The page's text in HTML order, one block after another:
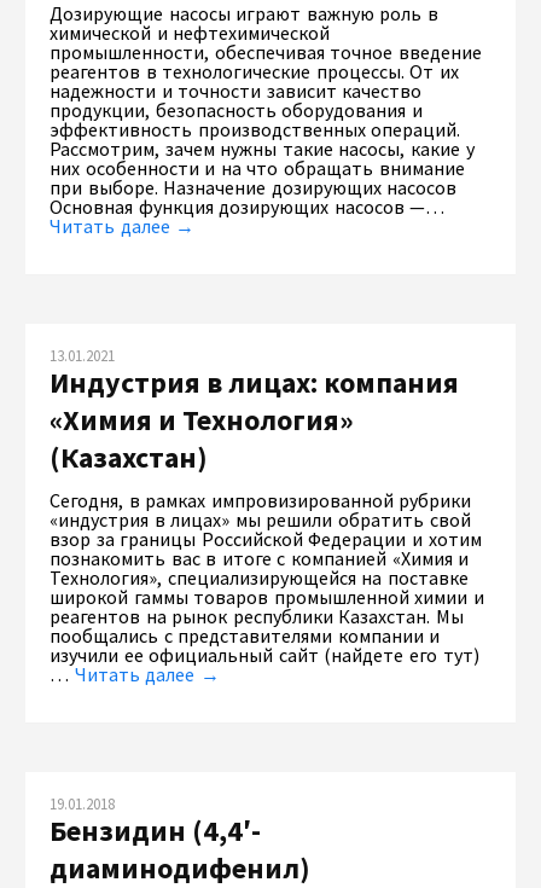
Дозирующие насосы играют важную роль в
химической и нефтехимической
промышленности, обеспечивая точное введение
реагентов в технологические процессы. От их
надежности и точности зависит качество
продукции, безопасность оборудования и
эффективность производственных операций.
Рассмотрим, зачем нужны такие насосы, какие у
них особенности и на что обращать внимание
при выборе. Назначение дозирующих насосов
Основная функция дозирующих насосов —…
Читать далее →
13.01.2021
Индустрия в лицах: компания
«Химия и Технология»
(Казахстан)
Сегодня, в рамках импровизированной рубрики
«индустрия в лицах» мы решили обратить свой
взор за границы Российской Федерации и хотим
познакомить вас в итоге с компанией «Химия и
Технология», специализирующейся на поставке
широкой гаммы товаров промышленной химии и
реагентов на рынок республики Казахстан. Мы
пообщались с представителями компании и
изучили ее официальный сайт (найдете его тут)
… Читать далее →
19.01.2018
Бензидин (4,4′-
диаминодифенил)